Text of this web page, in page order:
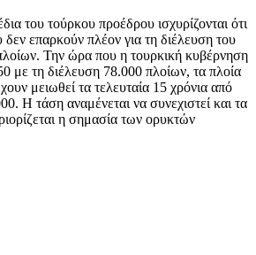
του τούρκου προέδρου ισχυρίζονται ότι
επαρκούν πλέον για τη διέλευση του
Την ώρα που η τουρκική κυβέρνηση
με τη διέλευση 78.000 πλοίων, τα πλοία
μειωθεί τα τελευταία 15 χρόνια από
Η τάση αναμένεται να συνεχιστεί και τα
η σημασία των ορυκτών